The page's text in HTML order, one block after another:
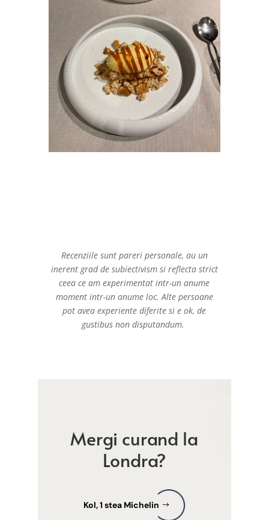
Recenziile sunt pareri personale, au un
inerent grad de subiectivism si reflecta strict
ceea ce am experimentat intr-un anume
moment intr-un anume loc. Alte persoane
pot avea experiente diferite si e ok, de
gustibus non disputandum.
Mergi curand la
Londra?
Kol, 1 stea Michelin